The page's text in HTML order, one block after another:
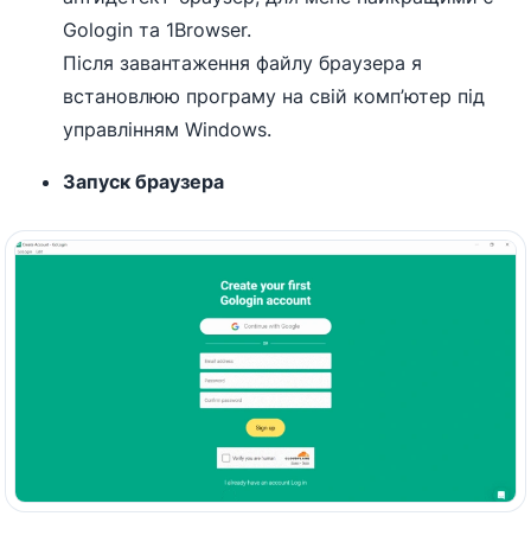
Gologin та 1Browser.
Після завантаження файлу браузера я
встановлюю програму на свій комп’ютер під
управлінням Windows.
Запуск браузера